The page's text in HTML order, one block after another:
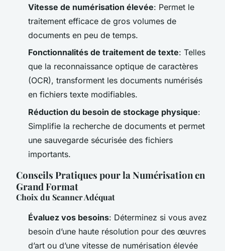
Vitesse de numérisation élevée: Permet le
traitement efficace de gros volumes de
documents en peu de temps.
Fonctionnalités de traitement de texte: Telles
que la reconnaissance optique de caractères
(OCR), transforment les documents numérisés
en fichiers texte modifiables.
Réduction du besoin de stockage physique:
Simplifie la recherche de documents et permet
une sauvegarde sécurisée des fichiers
importants.
Conseils Pratiques pour la Numérisation en
Grand Format
Choix du Scanner Adéquat
Évaluez vos besoins: Déterminez si vous avez
besoin d’une haute résolution pour des œuvres
d’art ou d’une vitesse de numérisation élevée